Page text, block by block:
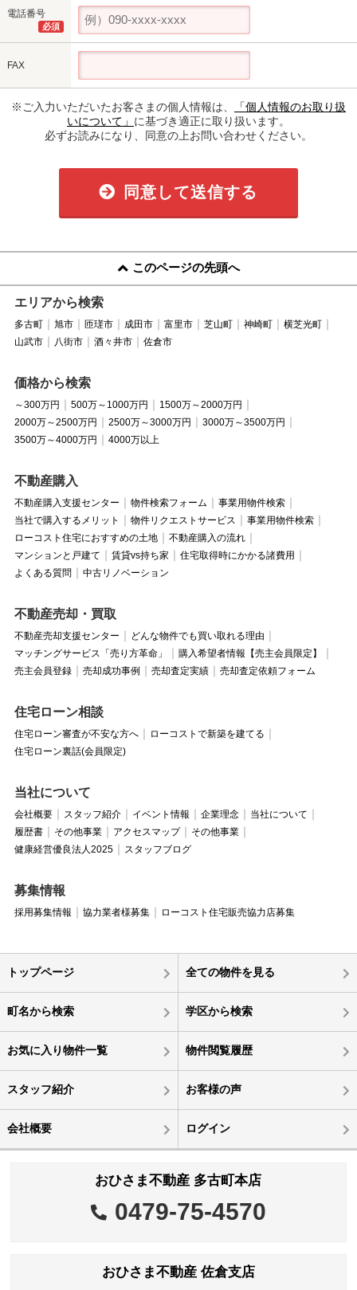
電話番号
必須
FAX
※ご入力いただいたお客さまの個人情報は、
「個人情報のお取り扱
いについて」 に基づき適正に取り扱います。
必ずお読みになり、同意の上お問い合わせください。
同意して送信する
このページの先頭へ
エリアから検索
多古町 旭市 匝瑳市 成田市 富里市 芝山町 神崎町
横芝光町
山武市
八街市 酒々井市 佐倉市
価格から検索
～300万円 500万～1000万円
1500万～2000万円
2000万～2500万円
2500万～3000万円
3000万～3500万円
3500万～4000万円
4000万以上
不動産購入
不動産購入支援センター 物件検索フォーム
事業用物件検索
当社で購入するメリット
物件リクエストサービス
事業用物件検索
ローコスト住宅におすすめの土地
不動産購入の流れ
マンションと戸建て
賃貸vs持ち家
住宅取得時にかかる諸費用
よくある質問
中古リノベーション
不動産売却・買取
不動産売却支援センター
どんな物件でも買い取れる理由
マッチングサービス「売り方革命」
購入希望者情報【売主会員限定】
売主会員登録
売却成功事例 売却査定実績 売却査定依頼フォーム
住宅ローン相談
住宅ローン審査が不安な方へ
ローコストで新築を建てる
住宅ローン裏話(会員限定)
当社について
会社概要 スタッフ紹介 イベント情報 企業理念
当社について
履歴書
その他事業 アクセスマップ
その他事業
健康経営優良法人2025
スタッフブログ
募集情報
採用募集情報 協力業者様募集 ローコスト住宅販売協力店募集
トップページ 全ての物件を見る
町名から検索 学区から検索
お気に入り物件一覧 物件閲覧履歴
スタッフ紹介 お客様の声
会社概要 ログイン
おひさま不動産 多古町本店
0479-75-4570
おひさま不動産 佐倉支店